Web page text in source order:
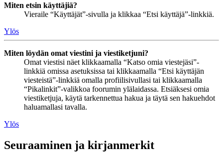
Miten etsin käyttäjiä?
Vieraile “Käyttäjät”-sivulla ja klikkaa “Etsi käyttäjä”-linkkiä.
Ylös
Miten löydän omat viestini ja viestiketjuni?
Omat viestisi näet klikkaamalla “Katso omia viestejäsi”-
linkkiä omissa asetuksissa tai klikkaamalla “Etsi käyttäjän
viesteistä”-linkkiä omalla profiilisivullasi tai klikkaamalla
“Pikalinkit”-valikkoa foorumin ylälaidassa. Etsiäksesi omia
viestiketjuja, käytä tarkennettua hakua ja täytä sen hakuehdot
haluamallasi tavalla.
Ylös
Seuraaminen ja kirjanmerkit